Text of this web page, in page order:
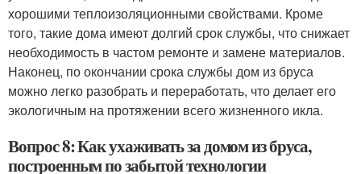
хорошими теплоизоляционными свойствами. Кроме
того, такие дома имеют долгий срок службы, что снижает
необходимость в частом ремонте и замене материалов.
Наконец, по окончании срока службы дом из бруса
можно легко разобрать и переработать, что делает его
экологичным на протяжении всего жизненного икла.
Вопрос 8: Как ухаживать за домом из бруса,
построенным по забытой технологии